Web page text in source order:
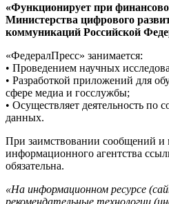
«Функционирует при
Министерства цифрового
коммуникаций Российской
«ФедералПресс» занимается:
• Проведением научных
• Разработкой приложений для
сфере медиа и госслужбы;
• Осуществляет деятельность по
данных.
При заимствовании сообщений и
информационного агентства
обязательна.
«На информационном ресурсе
рекомендательные технологии